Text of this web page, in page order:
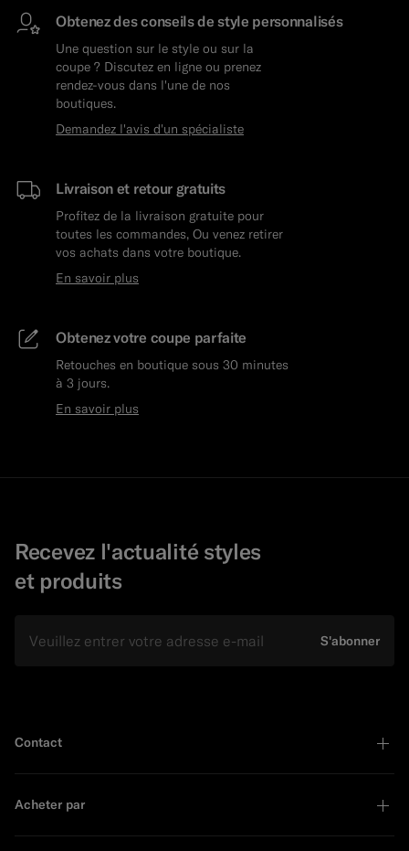
Obtenez des conseils de style personnalisés
Une question sur le style ou sur la
coupe ? Discutez en ligne ou prenez
rendez-vous dans l'une de nos
boutiques.
Demandez l'avis d'un spécialiste
Livraison et retour gratuits
Profitez de la livraison gratuite pour
toutes les commandes, Ou venez retirer
vos achats dans votre boutique.
En savoir plus
Obtenez votre coupe parfaite
Retouches en boutique sous 30 minutes
à 3 jours.
En savoir plus
Recevez l'actualité styles
et produits
S'abonner
Contact
Acheter par